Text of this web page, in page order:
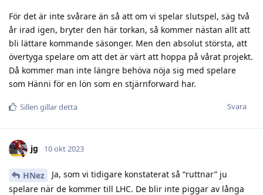
För det är inte svårare än så att om vi spelar slutspel, säg två
år irad igen, bryter den här torkan, så kommer nästan allt att
bli lättare kommande säsonger. Men den absolut största, att
övertyga spelare om att det är värt att hoppa på vårat projekt.
Då kommer man inte längre behöva nöja sig med spelare
som Hänni för en lön som en stjärnforward har.
Svara
Sillen gillar detta
jg 10 okt 2023
HNez
Ja, som vi tidigare konstaterat så “ruttnar” ju
spelare när de kommer till LHC. De blir inte piggar av långa